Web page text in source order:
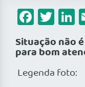
Situação não
para bom
Legenda foto: